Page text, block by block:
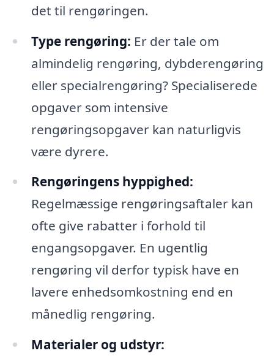
det til rengøringen.
Type rengøring: Er der tale om
almindelig rengøring, dybderengøring
eller specialrengøring? Specialiserede
opgaver som intensive
rengøringsopgaver kan naturligvis
være dyrere.
Rengøringens hyppighed:
Regelmæssige rengøringsaftaler kan
ofte give rabatter i forhold til
engangsopgaver. En ugentlig
rengøring vil derfor typisk have en
lavere enhedsomkostning end en
månedlig rengøring.
Materialer og udstyr: